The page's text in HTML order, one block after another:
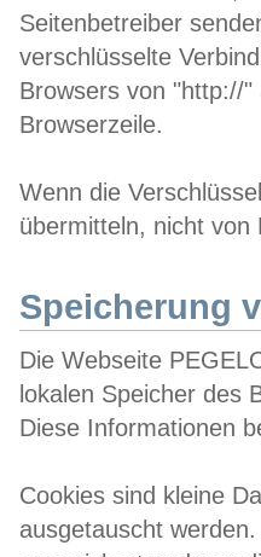
Seitenbetreiber
verschlüsselte
Browsers von "http://
Browserzeile.
Wenn die
übermitteln, nicht von
Speicherung
Die Webseite
lokalen Speicher des
Diese Informationen
Cookies sind kleine
ausgetauscht